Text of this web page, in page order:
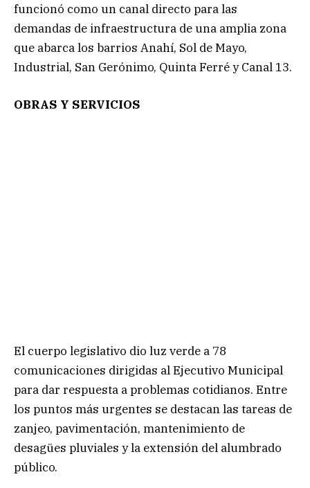
funcionó como un canal directo para las
demandas de infraestructura de una amplia zona
que abarca los barrios Anahí, Sol de Mayo,
Industrial, San Gerónimo, Quinta Ferré y Canal 13.
OBRAS Y SERVICIOS
El cuerpo legislativo dio luz verde a 78
comunicaciones dirigidas al Ejecutivo Municipal
para dar respuesta a problemas cotidianos. Entre
los puntos más urgentes se destacan las tareas de
zanjeo, pavimentación, mantenimiento de
desagües pluviales y la extensión del alumbrado
público.